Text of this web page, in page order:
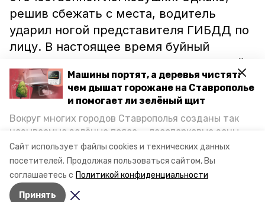
Сайт использует файлы cookies и технических данных
посетителей. Продолжая пользоваться сайтом, Вы
соглашаетесь с Политикой конфиденциальности
Принять
Машины портят, а деревья чистят:
чем дышат горожане на Ставрополье
и помогает ли зелёный щит
Вокруг многих городов Ставрополья созданы так
называемые зелёные пояса — лесопарковые зоны,
снижающие негативное воздействие выхлопных
газов на атмосферу. Справляются ли они с
постоянно растущим потоком автотранспорта и
каким воздухом дышат жители края, узнала
корреспондент «Победы26».
решив сбежать с места, водитель
ударил ногой представителя ГИБДД по
лицу. В настоящее время буйный
ставрополец находится под подпиской о
невыезде, а в его отношении
возбуждено уголовное дело.
Напомним, в минувшем году другой
недобросовестный автомобилист
устроил погоню в Предгорном районе
Авторы: Дарья Шац